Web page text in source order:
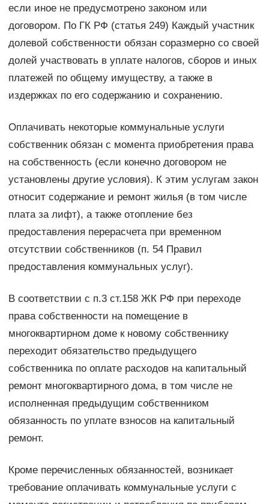
если иное не предусмотрено законом или
договором. По ГК РФ (статья 249) Каждый участник
долевой собственности обязан соразмерно со своей
долей участвовать в уплате налогов, сборов и иных
платежей по общему имуществу, а также в
издержках по его содержанию и сохранению.
Оплачивать некоторые коммунальные услуги
собственник обязан с момента приобретения права
на собственность (если конечно договором не
установлены другие условия). К этим услугам закон
относит содержание и ремонт жилья (в том числе
плата за лифт), а также отопление без
предоставления перерасчета при временном
отсутствии собственников (п. 54 Правил
предоставления коммунальных услуг).
В соответствии с п.3 ст.158 ЖК РФ при переходе
права собственности на помещение в
многоквартирном доме к новому собственнику
переходит обязательство предыдущего
собственника по оплате расходов на капитальный
ремонт многоквартирного дома, в том числе не
исполненная предыдущим собственником
обязанность по уплате взносов на капитальный
ремонт.
Кроме перечисленных обязанностей, возникает
требование оплачивать коммунальные услуги с